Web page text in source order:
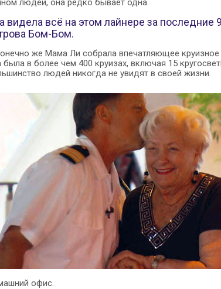
людей, она редко бывает одна.
видела всё на этом лайнере за последние
Бом-Бом.
же Мама Ли собрала впечатляющее
была в более чем 400 круизах, включая 15
людей никогда не увидят в своей жизни.
офис.